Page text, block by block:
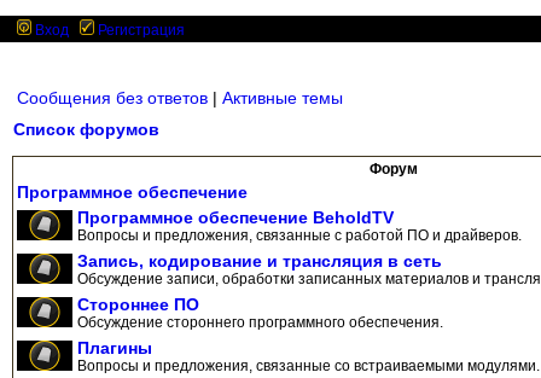
Вход Регистрация
Сообщения без ответов | Активные темы
Список форумов
Форум
Программное обеспечение
Программное обеспечение BeholdTV
Вопросы и предложения, связанные с работой ПО и драйверов.
Запись, кодирование и трансляция в сеть
Обсуждение записи, обработки записанных материалов и
Стороннее ПО
Обсуждение стороннего программного обеспечения.
Плагины
Вопросы и предложения, связанные со встраиваемыми модулями.